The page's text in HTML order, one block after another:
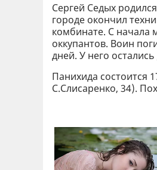
Сергей Седых
городе окончил
комбинате. С начала
оккупантов. Воин
дней. У него
Панихида состоится
С.Слисаренко, 34).